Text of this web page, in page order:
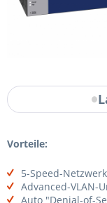
Vorteile:
5-Speed-
Advanced-VLAN-
Auto "Denial-of-